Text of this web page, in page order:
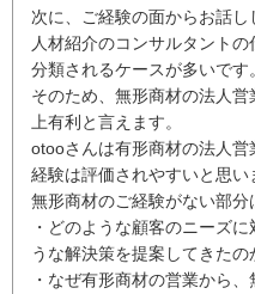
次に、ご経験の面からお話し
人材紹介のコンサルタント
分類されるケースが多いです。
そのため、無形商材の法人
上有利と言えます。
otooさんは有形商材の法人
経験は評価されやすいと思い
無形商材のご経験がない部分
・どのような顧客のニーズ
うな解決策を提案してきたの
・なぜ有形商材の営業から